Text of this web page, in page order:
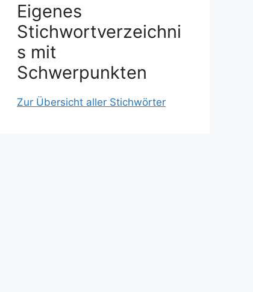
Eigenes
Stichwortverzeichni
s mit
Schwerpunkten
Zur Übersicht aller Stichwörter